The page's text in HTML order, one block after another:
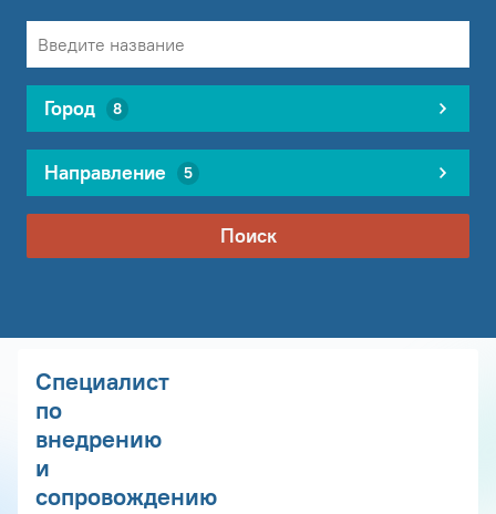
Город 8
Направление 5
Поиск
Специалист
по
внедрению
и
сопровождению